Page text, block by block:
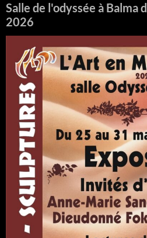
Salle de l'odyssée à Balma
2026